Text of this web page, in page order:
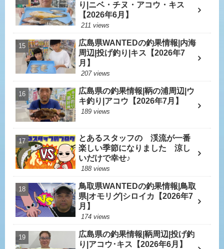
り|ニベ・チヌ・アコウ・キス
【2026年6月】
211 views
広島県WANTEDの釣果情報|内海
周辺|投げ釣り|キス【2026年7
月】
207 views
広島県の釣果情報|鞆の浦周辺|ウ
キ釣り|アコウ【2026年7月】
189 views
とあるスタッフの 渓流が一番
楽しい季節になりました 涼し
いだけで幸せ♪
188 views
鳥取県WANTEDの釣果情報|鳥取
県|オモリグ|シロイカ【2026年7
月】
174 views
広島県の釣果情報|鞆周辺|投げ釣
り|アコウ･キス【2026年6月】